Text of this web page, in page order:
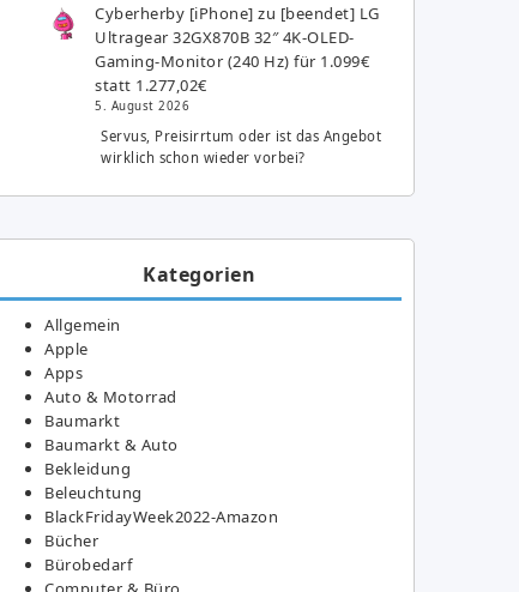
Cyberherby [iPhone] zu [beendet] LG
Ultragear 32GX870B 32″ 4K-OLED-
Gaming-Monitor (240 Hz) für 1.099€
statt 1.277,02€
5. August 2026
Servus, Preisirrtum oder ist das Angebot
wirklich schon wieder vorbei?
Kategorien
Allgemein
Apple
Apps
Auto & Motorrad
Baumarkt
Baumarkt & Auto
Bekleidung
Beleuchtung
BlackFridayWeek2022-Amazon
Bücher
Bürobedarf